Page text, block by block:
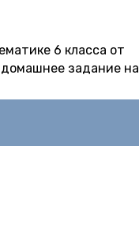
6 класса от
задание на